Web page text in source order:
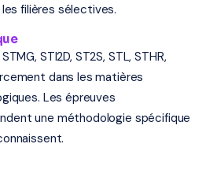
filières sélectives.
STI2D, ST2S, STL, STHR,
dans les matières
Les épreuves
une méthodologie spécifique